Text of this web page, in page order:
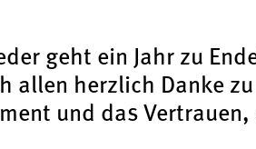
geht ein Jahr zu
allen herzlich Danke
und das